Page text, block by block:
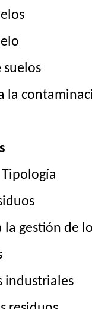
suelos
la
Tipología
gestión de
industriales